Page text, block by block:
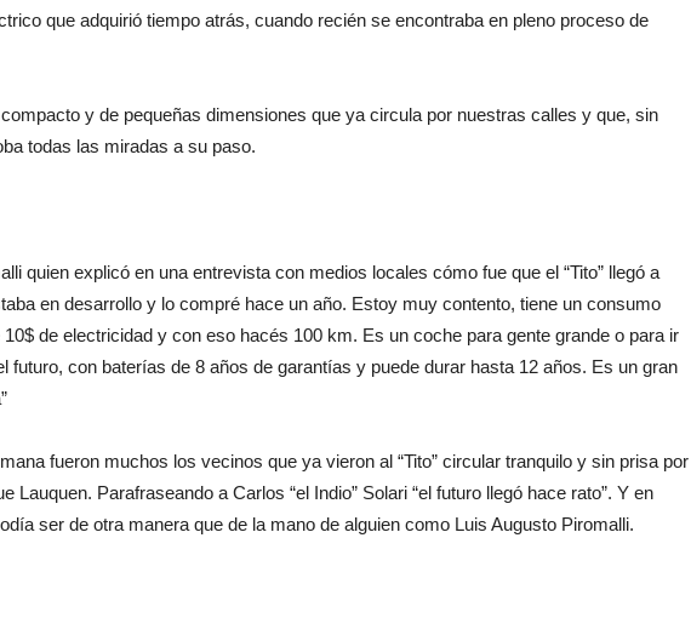
que adquirió tiempo atrás, cuando recién se encontraba en pleno proceso de
y de pequeñas dimensiones que ya circula por nuestras calles y que, sin
todas las miradas a su paso.
quien explicó en una entrevista con medios locales cómo fue que el “Tito” llegó a
en desarrollo y lo compré hace un año. Estoy muy contento, tiene un consumo
de electricidad y con eso hacés 100 km. Es un coche para gente grande o para ir
futuro, con baterías de 8 años de garantías y puede durar hasta 12 años. Es un gran
fueron muchos los vecinos que ya vieron al “Tito” circular tranquilo y sin prisa por
Lauquen. Parafraseando a Carlos “el Indio” Solari “el futuro llegó hace rato”. Y en
ser de otra manera que de la mano de alguien como Luis Augusto Piromalli.